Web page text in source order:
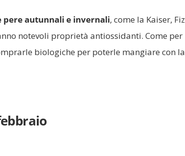
pere autunnali e invernali, come la Kaiser,
notevoli proprietà antiossidanti. Come per
biologiche per poterle mangiare con